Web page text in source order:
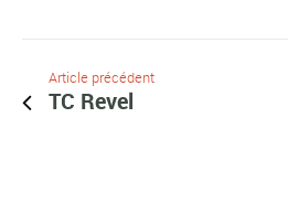
Article précédent
TC Revel